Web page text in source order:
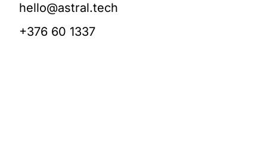
hello@astral.tech
+376 60 1337